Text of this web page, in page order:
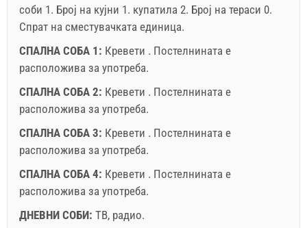
Условите и условите на добавувачот
Резервирајте и чекајте на потврда
Ако не сакате да резервирате сега, наместо да имате
повеќе прашања, ве молиме пополнете ги и кликнете
на "Испрати пребарување".
соби 1. Број на кујни 1. купатила 2. Број на тераси 0.
Спрат на сместувачката единица.
СПАЛНА СОБА 1: Кревети . Постелнината е
расположива за употреба.
СПАЛНА СОБА 2: Кревети . Постелнината е
расположива за употреба.
СПАЛНА СОБА 3: Кревети . Постелнината е
расположива за употреба.
СПАЛНА СОБА 4: Кревети . Постелнината е
расположива за употреба.
ДНЕВНИ СОБИ: ТВ, радио.